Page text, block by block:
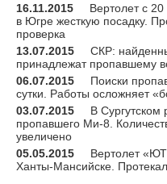
16.11.2015
Вертолет с
в Югре жесткую посадку.
проверка
13.07.2015
СКР:
принадлежат пропавшему
06.07.2015
Поиски
сутки. Работы осложняет
03.07.2015
В Сургутском
пропавшего Ми-8.
увеличено
05.05.2015
Вертолет
Ханты-Мансийске.